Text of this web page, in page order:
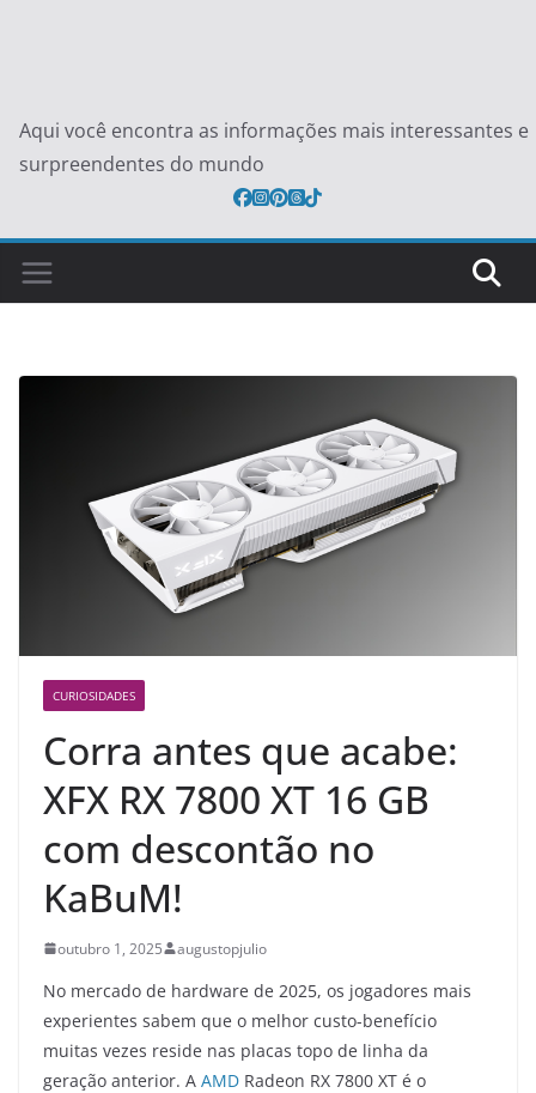
Aqui você encontra as informações mais interessantes e
surpreendentes do mundo
CURIOSIDADES
Corra antes que acabe:
XFX RX 7800 XT 16 GB
com descontão no
KaBuM!
outubro 1, 2025 augustopjulio
No mercado de hardware de 2025, os jogadores mais
experientes sabem que o melhor custo-benefício
muitas vezes reside nas placas topo de linha da
geração anterior. A AMD Radeon RX 7800 XT é o